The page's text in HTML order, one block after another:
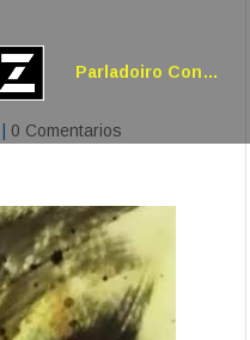
Parladoiro Con…
0 Comentarios